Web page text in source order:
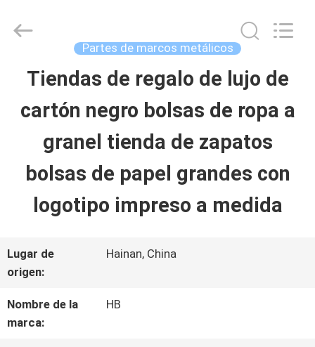
CASA
PRODUCTOS
SOBRE
NOSOTROS
RECORRIDO
POR
Electric
Partes de marcos metálicos
Tiendas de regalo de lujo de
cartón negro bolsas de ropa a
granel tienda de zapatos
bolsas de papel grandes con
logotipo impreso a medida
Lugar de
origen:
Hainan, China
Nombre de la
marca:
HB